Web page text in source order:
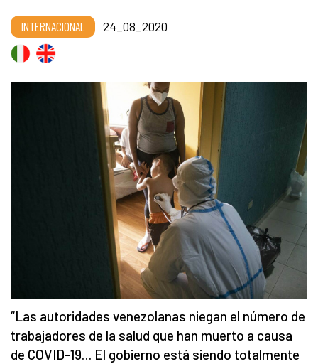
INTERNACIONAL 24_08_2020
“Las autoridades venezolanas niegan el número de
trabajadores de la salud que han muerto a causa
de COVID-19… El gobierno está siendo totalmente